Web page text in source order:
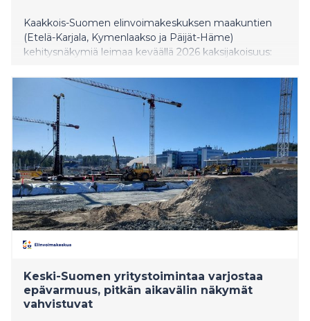
Kaakkois-Suomen elinvoimakeskuksen maakuntien
(Etelä-Karjala, Kymenlaakso ja Päijät-Häme)
kehitysnäkymiä leimaa keväällä 2026 kaksijakoisuus:
työmarkkinoita, mutta samaan aikaan mittavat
investoinnit ja vahvistuva osaamispohja luovat
edellytyksiä alueiden elinvoiman uudistumiselle ja
tulevalle kasvulle. Arviot perustuvat tänään (6.5.)
julkaistuun Alueelliset kehitysnäkymät keväällä 2026-
katsaukseen, joka kokoaa maakunnittain
aluekehittäjien näkemykset alueiden nykytilasta sekä
lähiajan näkymistä.
Keski-Suomen yritystoimintaa varjostaa
epävarmuus, pitkän aikavälin näkymät
vahvistuvat